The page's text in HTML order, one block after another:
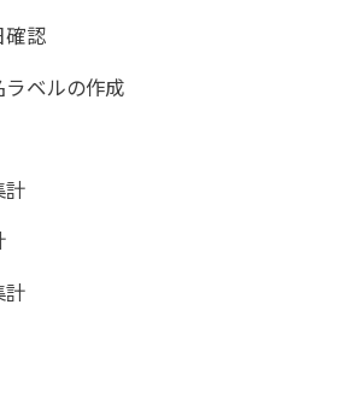
確認
ベルの作成
計
計